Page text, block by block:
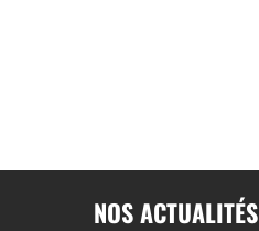
NOS ACTUALITÉS